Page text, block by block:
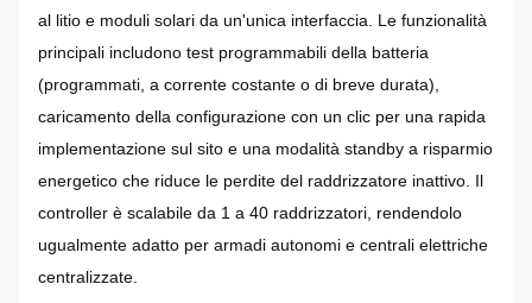
al litio e moduli solari da un'unica interfaccia. Le funzionalità
principali includono test programmabili della batteria
(programmati, a corrente costante o di breve durata),
caricamento della configurazione con un clic per una rapida
implementazione sul sito e una modalità standby a risparmio
energetico che riduce le perdite del raddrizzatore inattivo. Il
controller è scalabile da 1 a 40 raddrizzatori, rendendolo
ugualmente adatto per armadi autonomi e centrali elettriche
centralizzate.